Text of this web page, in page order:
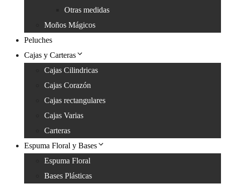
Otras medidas
Moños Mágicos
Peluches
Cajas y Carteras
Cajas Cilindricas
Cajas Corazón
Cajas rectangulares
Cajas Varias
Carteras
Espuma Floral y Bases
Espuma Floral
Bases Plásticas